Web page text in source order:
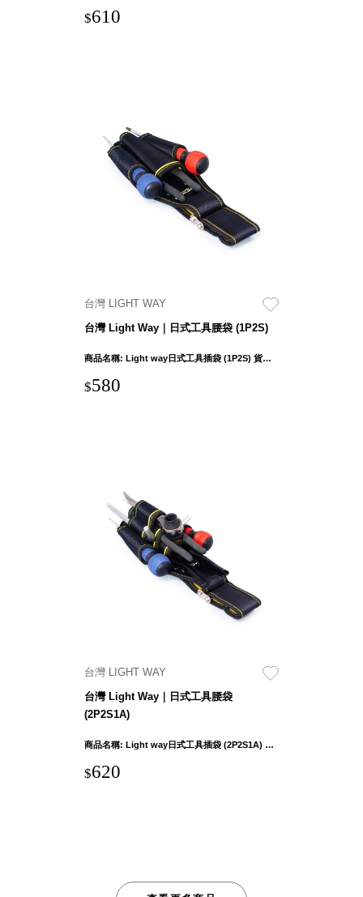
$610
台灣 LIGHT WAY
台灣 Light Way｜日式工具腰袋 (1P2S)
商品名稱: Light way日式工具插袋 (1P2S) 貨號：0605C004 產品外部尺吋：26 x 10.5 x 6cm ± 1cm 鉗袋口徑寬度：5cm 產品重量: 230g ± 5% 布料: 1680D聚脂纖維(牛津布) 五金連接件材質：鐵
$580
台灣 LIGHT WAY
台灣 Light Way｜日式工具腰袋
(2P2S1A)
商品名稱: Light way日式工具插袋 (2P2S1A) 產品外部尺吋：27 x 10.5 x 8cm ± 1cm 鉗袋口徑寬度：5cm 產品重量: 276g ± 5% 布料: 1680D聚脂纖維(牛津布) 五金連接件材質：鐵
$620